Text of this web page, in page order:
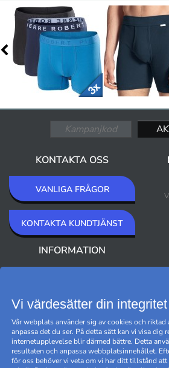
KONTAKTA OSS
VANLIGA FRÅGOR
KONTAKTA KUNDTJÄNST
INFORMATION
Vi värdesätter din integritet
Vår webplats använder sig av cookies och riktad
anpassa det du ser. På detta sätt kan vi visa dig
internetupplevelse blir därmed bättre. Detta
resultaten och anpassa webbplatsinnehållet.
för oss behöver vi veta om vi har ditt tillstånd att